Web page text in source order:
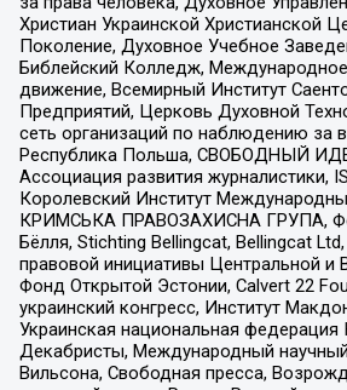
Христиан Украинской Христианской
Поколение, Духовное Учебное
Библейский Колледж, Международное
движение, Всемирный Институт
Предприятий, Церковь Духовной
сеть организаций по наблюдению за
Республика Польша, СВОБОДНЫЙ
Ассоциация развития журналистики,
Королевский Институт
КРИМСЬКА ПРАВОЗАХИСНА ГРУПА,
Бёлля, Stichting Bellingcat, Bellingcat
правовой инициативы Центральной и
Фонд Открытой Эстонии, Calvert 22
украинский конгресс, Институт
Украинская национальная федерация
Декабристы, Международный
Вильсона, Свободная пресса,